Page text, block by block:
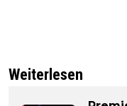
Weiterlesen